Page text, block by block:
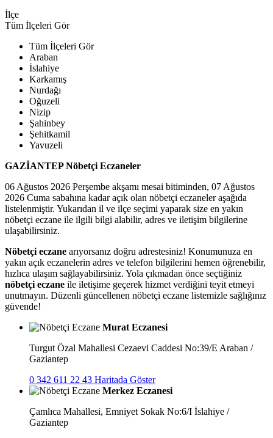
İlçe
Tüm İlçeleri Gör
Tüm İlçeleri Gör
Araban
İslahiye
Karkamış
Nurdağı
Oğuzeli
Nizip
Şahinbey
Şehitkamil
Yavuzeli
GAZİANTEP Nöbetçi Eczaneler
06 Ağustos 2026 Perşembe akşamı mesai bitiminden, 07 Ağustos
2026 Cuma sabahına kadar açık olan nöbetçi eczaneler aşağıda
listelenmiştir. Yukarıdan il ve ilçe seçimi yaparak size en yakın
nöbetçi eczane ile ilgili bilgi alabilir, adres ve iletişim bilgilerine
ulaşabilirsiniz.
Nöbetçi eczane arıyorsanız doğru adrestesiniz! Konumunuza en
yakın açık eczanelerin adres ve telefon bilgilerini hemen öğrenebilir,
hızlıca ulaşım sağlayabilirsiniz. Yola çıkmadan önce seçtiğiniz
nöbetçi eczane ile iletişime geçerek hizmet verdiğini teyit etmeyi
unutmayın. Düzenli güncellenen nöbetçi eczane listemizle sağlığınız
güvende!
Murat Eczanesi
Turgut Özal Mahallesi Cezaevi Caddesi No:39/E Araban /
Gaziantep
0 342 611 22 43 Haritada Göster
Merkez Eczanesi
Çamlıca Mahallesi, Emniyet Sokak No:6/I İslahiye /
Gaziantep